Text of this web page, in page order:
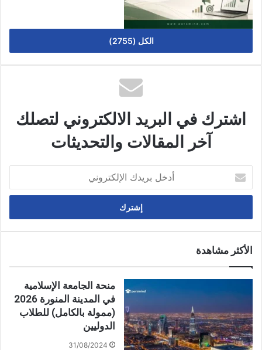
الكل (2755)
اشترك في البريد الالكتروني لتصلك
آخر المقالات والتحديثات
بريدك
الإلكتروني
الأكثر مشاهدة
منحة الجامعة الإسلامية
في المدينة المنورة 2026
(ممولة بالكامل) للطلاب
الدوليين
31/08/2024